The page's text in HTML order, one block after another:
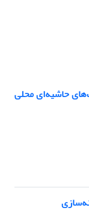
حاشیه‌ای محلی